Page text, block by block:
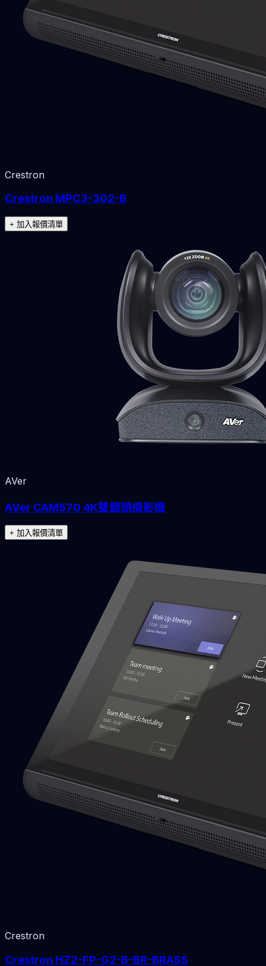
Crestron
Crestron MPC3-302-B
+ 加入報價清單
AVer
AVer CAM570 4K雙鏡頭攝影機
+ 加入報價清單
Crestron
Crestron HZ2-FP-G2-B-BR-BRASS